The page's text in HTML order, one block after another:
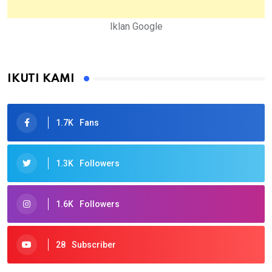
Iklan Google
IKUTI KAMI
1.7K Fans
1.3K Followers
1.6K Followers
28 Subscriber